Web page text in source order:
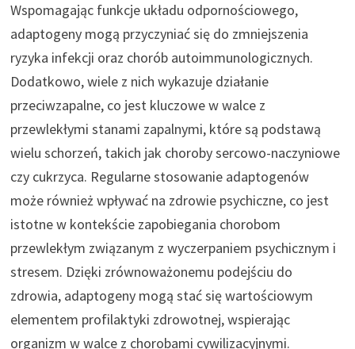
Wspomagając funkcje układu odpornościowego,
adaptogeny mogą przyczyniać się do zmniejszenia
ryzyka infekcji oraz chorób autoimmunologicznych.
Dodatkowo, wiele z nich wykazuje działanie
przeciwzapalne, co jest kluczowe w walce z
przewlekłymi stanami zapalnymi, które są podstawą
wielu schorzeń, takich jak choroby sercowo-naczyniowe
czy cukrzyca. Regularne stosowanie adaptogenów
może również wpływać na zdrowie psychiczne, co jest
istotne w kontekście zapobiegania chorobom
przewlekłym związanym z wyczerpaniem psychicznym i
stresem. Dzięki zrównoważonemu podejściu do
zdrowia, adaptogeny mogą stać się wartościowym
elementem profilaktyki zdrowotnej, wspierając
organizm w walce z chorobami cywilizacyjnymi.